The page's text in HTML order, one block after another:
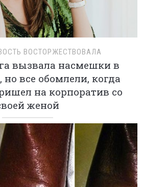
ВОСТОРЖЕСТВОВАЛА
вызвала насмешки в
но все обомлели, когда
на корпоратив со
женой